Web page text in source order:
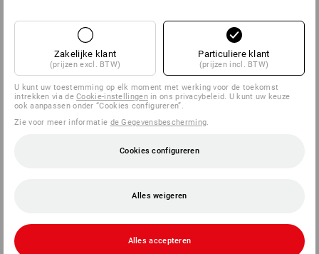
Zakelijke klant
(prijzen excl. BTW)
Particuliere klant
(prijzen incl. BTW)
U kunt uw toestemming op elk moment met werking voor de toekomst
intrekken via deCookie-instellingenin ons privacybeleid. U kunt uw keuze
ook aanpassen onder “Cookies configureren”.
Zie voor meer informatie de Gegevensbescherming.
Cookies configureren
Alles weigeren
Alles accepteren